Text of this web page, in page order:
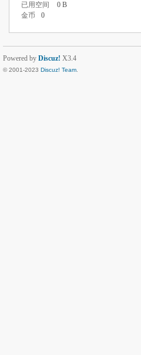
已用空间
0 B
金币
0
Powered by Discuz! X3.4
© 2001-2023 Discuz! Team